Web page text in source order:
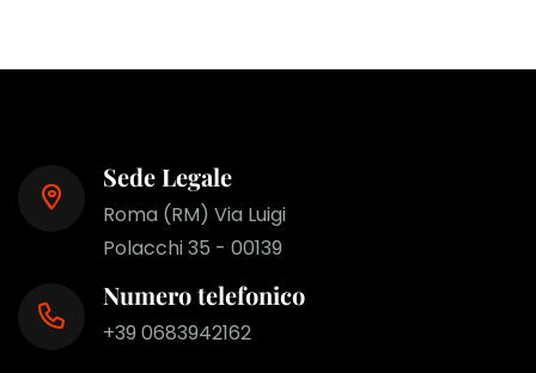
Sede Legale
Roma (RM) Via Luigi
Polacchi 35 - 00139
Numero telefonico
+39 0683942162